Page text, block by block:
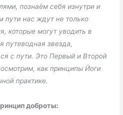
познаём себя изнутри и
пути нас ждут не только
которые могут уводить в
путеводная звезда,
с пути. Это Первый и Второй
как принципы Йоги
практике.
доброты: